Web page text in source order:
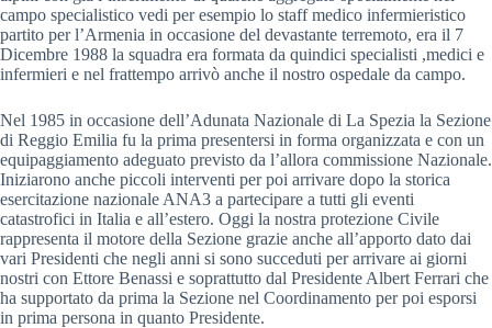
campo specialistico vedi per esempio lo staff medico infermieristico
partito per l’Armenia in occasione del devastante terremoto, era il 7
Dicembre 1988 la squadra era formata da quindici specialisti ,medici e
infermieri e nel frattempo arrivò anche il nostro ospedale da campo.
Nel 1985 in occasione dell’Adunata Nazionale di La Spezia la Sezione
di Reggio Emilia fu la prima presentersi in forma organizzata e con un
equipaggiamento adeguato previsto da l’allora commissione Nazionale.
Iniziarono anche piccoli interventi per poi arrivare dopo la storica
esercitazione nazionale ANA3 a partecipare a tutti gli eventi
catastrofici in Italia e all’estero. Oggi la nostra protezione Civile
rappresenta il motore della Sezione grazie anche all’apporto dato dai
vari Presidenti che negli anni si sono succeduti per arrivare ai giorni
nostri con Ettore Benassi e soprattutto dal Presidente Albert Ferrari che
ha supportato da prima la Sezione nel Coordinamento per poi esporsi
in prima persona in quanto Presidente.